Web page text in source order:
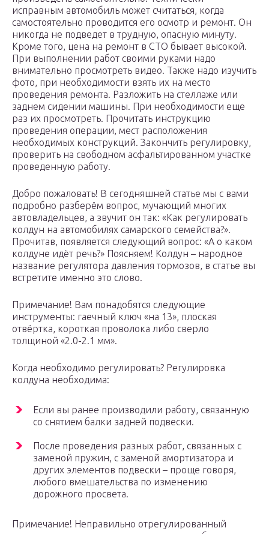
исправным автомобиль может считаться, когда
самостоятельно проводится его осмотр и ремонт. Он
никогда не подведет в трудную, опасную минуту.
Кроме того, цена на ремонт в СТО бывает высокой.
При выполнении работ своими руками надо
внимательно просмотреть видео. Также надо изучить
фото, при необходимости взять их на место
проведения ремонта. Разложить на стеллаже или
заднем сидении машины. При необходимости еще
раз их просмотреть. Прочитать инструкцию
проведения операции, мест расположения
необходимых конструкций. Закончить регулировку,
проверить на свободном асфальтированном участке
проведенную работу.
Добро пожаловать! В сегодняшней статье мы с вами
подробно разберём вопрос, мучающий многих
автовладельцев, а звучит он так: «Как регулировать
колдун на автомобилях самарского семейства?».
Прочитав, появляется следующий вопрос: «А о каком
колдуне идёт речь?» Поясняем! Колдун – народное
название регулятора давления тормозов, в статье вы
встретите именно это слово.
Примечание! Вам понадобятся следующие
инструменты: гаечный ключ «на 13», плоская
отвёртка, короткая проволока либо сверло
толщиной «2.0-2.1 мм».
Когда необходимо регулировать? Регулировка
колдуна необходима:
Если вы ранее производили работу, связанную
со снятием балки задней подвески.
После проведения разных работ, связанных с
заменой пружин, с заменой амортизатора и
других элементов подвески – проще говоря,
любого вмешательства по изменению
дорожного просвета.
Примечание! Неправильно отрегулированный